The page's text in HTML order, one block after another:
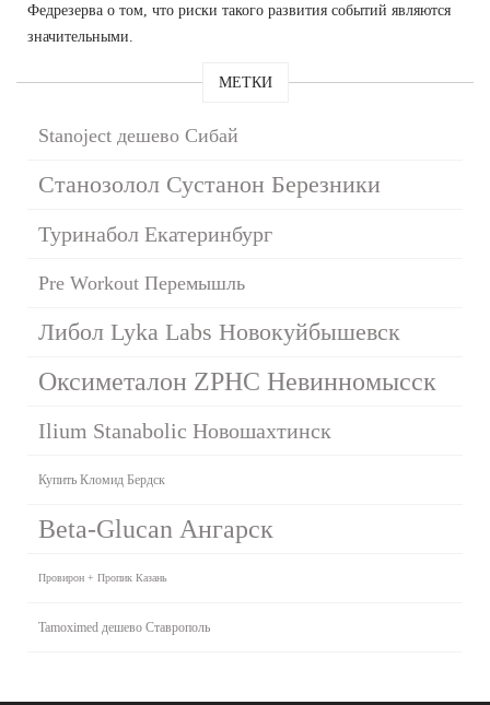
Федрезерва о том, что риски такого развития событий являются
значительными.
МЕТКИ
Stanoject дешево Сибай
Станозолол Сустанон Березники
Туринабол Екатеринбург
Pre Workout Перемышль
Либол Lyka Labs Новокуйбышевск
Оксиметалон ZPHC Невинномысск
Ilium Stanabolic Новошахтинск
Купить Кломид Бердск
Beta-Glucan Ангарск
Провирон + Пропик Казань
Tamoximed дешево Ставрополь